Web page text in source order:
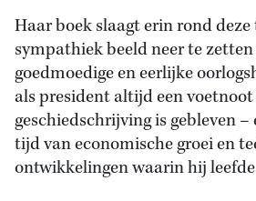
Haar boek slaagt erin rond deze
sympathiek beeld neer te
goedmoedige en eerlijke
als president altijd een
geschiedschrijving is gebleven
tijd van economische groei en
ontwikkelingen waarin hij